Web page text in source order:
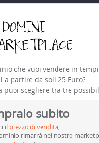
che vuoi vendere in
a partire da soli 25 Euro?
puoi scegliere tra tre
subito
il prezzo di vendita,
rimarrà nel nostro